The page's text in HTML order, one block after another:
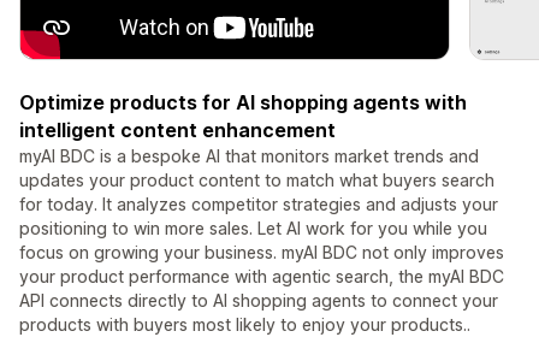
Optimize products for AI shopping agents with
intelligent content enhancement
myAI BDC is a bespoke AI that monitors market trends and
updates your product content to match what buyers search
for today. It analyzes competitor strategies and adjusts your
positioning to win more sales. Let AI work for you while you
focus on growing your business. myAI BDC not only improves
your product performance with agentic search, the myAI BDC
API connects directly to AI shopping agents to connect your
products with buyers most likely to enjoy your products..